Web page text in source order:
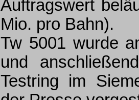
Auftragswert
Mio. pro Bahn).
Tw 5001 wurde
und
Testring im